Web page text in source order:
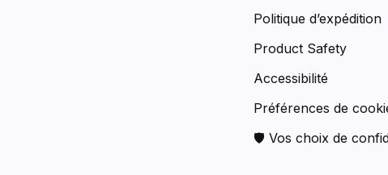
Politique d’expédition
Product Safety
Accessibilité
Préférences de
🛡 Vos choix de